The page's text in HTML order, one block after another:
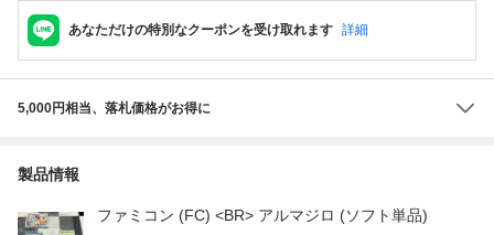
あなただけの特別なクーポンを受け取れます 詳細
5,000円相当、落札価格がお得に
製品情報
ファミコン (FC) <BR> アルマジロ (ソフト単品)